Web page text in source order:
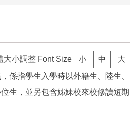
大小調整 Font Size 小 中
大
係指學生入學時以外籍生、陸生、
生，並另包含姊妹校來校修讀短期